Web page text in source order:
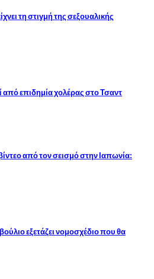
τη στιγμή της σεξουαλικής
από επιδημία χολέρας στο Τσαντ
από τον σεισμό στην Ιαπωνία:
εξετάζει νομοσχέδιο που θα